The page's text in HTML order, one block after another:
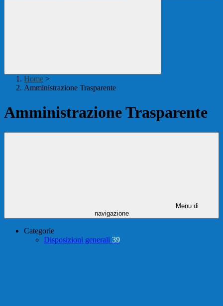
Home >
Amministrazione Trasparente
Amministrazione Trasparente
Menu di
navigazione
Categorie
Disposizioni generali 39